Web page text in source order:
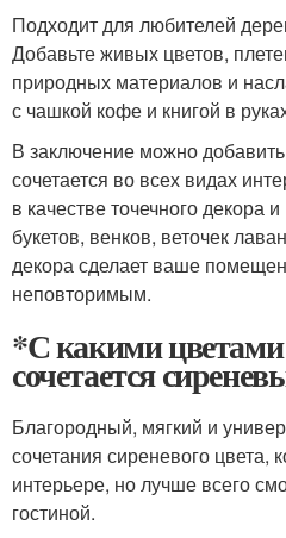
Подходит для любителей
Добавьте живых цветов,
природных материалов и
с чашкой кофе и книгой в
В заключение можно
сочетается во всех видах
в качестве точечного декора
букетов, венков, веточек
декора сделает ваше
неповторимым.
*С какими цветами
сочетается
Благородный, мягкий и
сочетания сиреневого
интерьере, но лучше всего
гостиной.